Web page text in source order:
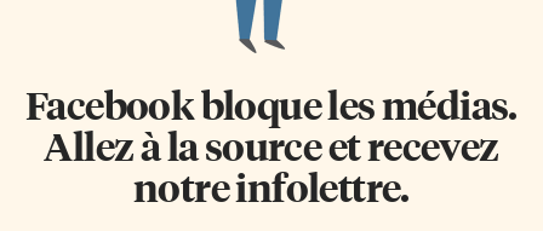
Facebook bloque les médias.
Allez à la source et recevez
notre infolettre.